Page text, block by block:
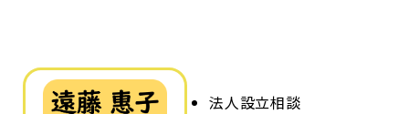
法人設立相談